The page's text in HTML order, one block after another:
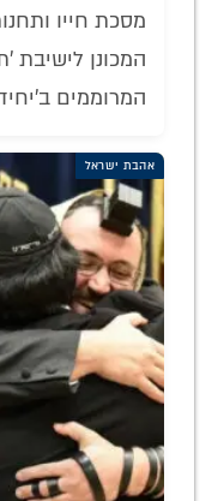
מסכת חייו
המכונן לישיבת
המרוממים
אהבת ישראל